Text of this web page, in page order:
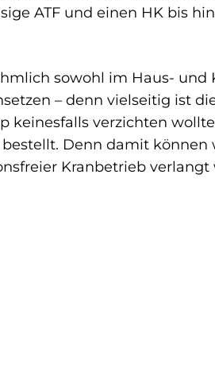
ATF und einen HK bis
sowohl im Haus-
– denn vielseitig ist
verzichten
Denn damit
Kranbetrieb verlangt